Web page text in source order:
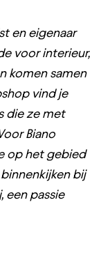
en eigenaar
voor interieur,
komen samen
vind je
die ze met
Biano
op het gebied
bij
een passie